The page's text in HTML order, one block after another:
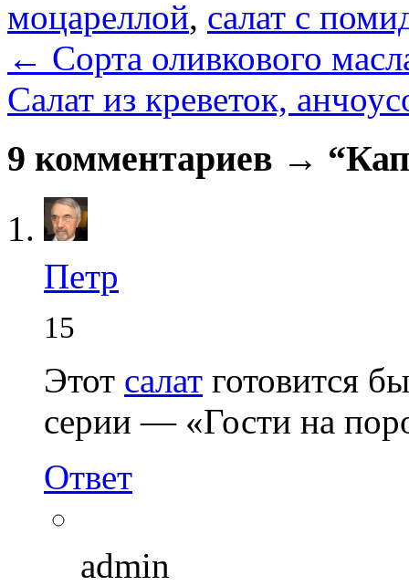
моцареллой, салат с
← Сорта оливкового
Салат из креветок,
9 комментариев →
Петр
15
Этот салат готовится
серии — «Гости на
Ответ
admin